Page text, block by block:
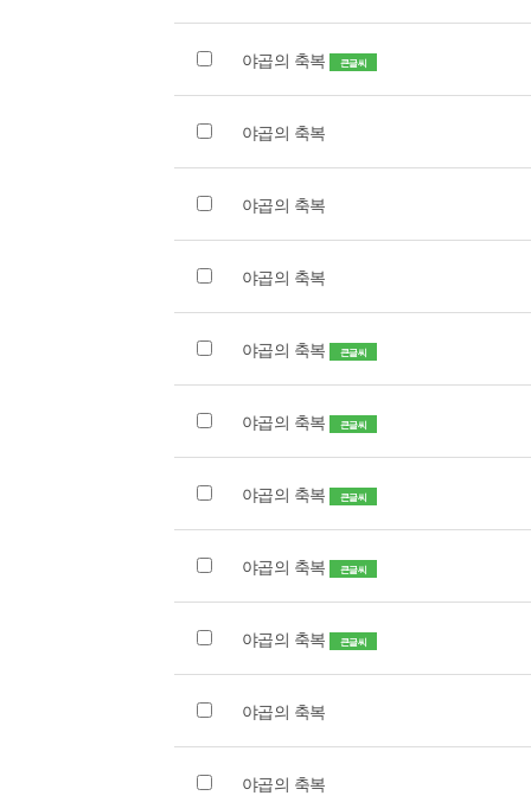
야곱의 축복 큰글씨
야곱의 축복
야곱의 축복
야곱의 축복
야곱의 축복 큰글씨
야곱의 축복 큰글씨
야곱의 축복 큰글씨
야곱의 축복 큰글씨
야곱의 축복 큰글씨
야곱의 축복
야곱의 축복